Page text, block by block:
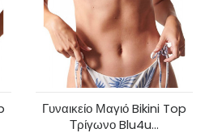
Γυναικείο Μαγιό Bikini Top
Τρίγωνο Blu4u...